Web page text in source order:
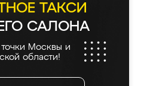
ТАКСИ
САЛОНА
Москвы и
области!